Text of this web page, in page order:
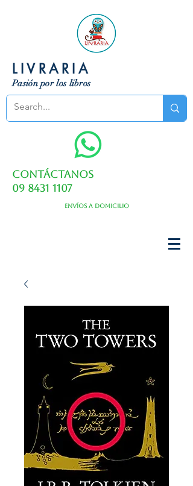
LIVRARIA
Pasión por los libros
Contáctanos
09 8431 1107
Envíos a domicilio